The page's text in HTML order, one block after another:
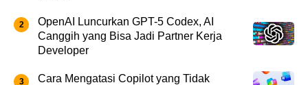
OpenAI Luncurkan GPT-5 Codex, AI
Canggih yang Bisa Jadi Partner Kerja
Developer
Cara Mengatasi Copilot yang Tidak